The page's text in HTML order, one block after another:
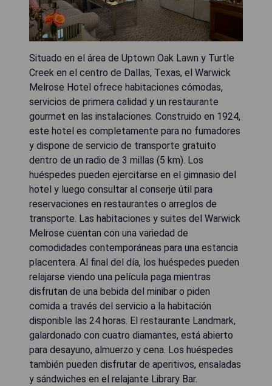
Situado en el área de Uptown Oak Lawn y Turtle
Creek en el centro de Dallas, Texas, el Warwick
Melrose Hotel ofrece habitaciones cómodas,
servicios de primera calidad y un restaurante
gourmet en las instalaciones. Construido en 1924,
este hotel es completamente para no fumadores
y dispone de servicio de transporte gratuito
dentro de un radio de 3 millas (5 km). Los
huéspedes pueden ejercitarse en el gimnasio del
hotel y luego consultar al conserje útil para
reservaciones en restaurantes o arreglos de
transporte. Las habitaciones y suites del Warwick
Melrose cuentan con una variedad de
comodidades contemporáneas para una estancia
placentera. Al final del día, los huéspedes pueden
relajarse viendo una película paga mientras
disfrutan de una bebida del minibar o piden
comida a través del servicio a la habitación
disponible las 24 horas. El restaurante Landmark,
galardonado con cuatro diamantes, está abierto
para desayuno, almuerzo y cena. Los huéspedes
también pueden disfrutar de aperitivos, ensaladas
y sándwiches en el relajante Library Bar.